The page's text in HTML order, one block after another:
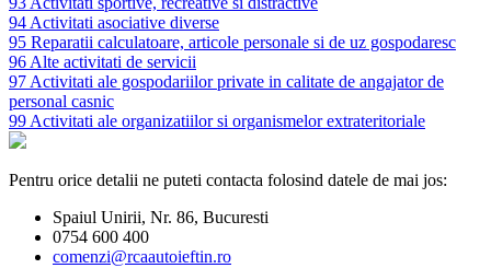
94 Activitati asociative diverse
95 Reparatii calculatoare, articole personale si de uz gospodaresc
96 Alte activitati de servicii
97 Activitati ale gospodariilor private in calitate de angajator de
personal casnic
99 Activitati ale organizatiilor si organismelor extrateritoriale
Pentru orice detalii ne puteti contacta folosind datele de mai jos:
Spaiul Unirii, Nr. 86, Bucuresti
0754 600 400
comenzi@rcaautoieftin.ro